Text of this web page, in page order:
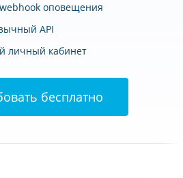
оповещения
API
личный кабинет
бесплатно